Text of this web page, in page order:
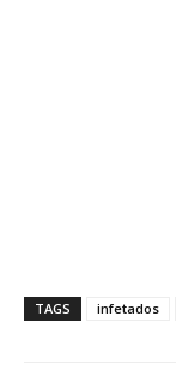
TAGS infetados